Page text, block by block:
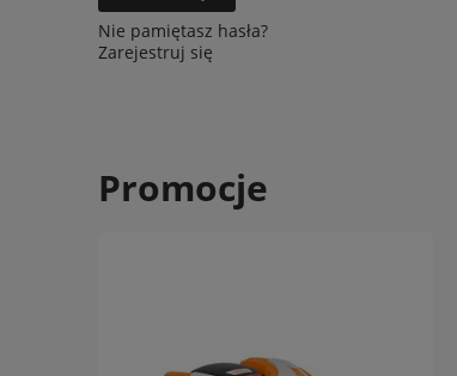
Nie pamiętasz hasła?
Zarejestruj się
Promocje